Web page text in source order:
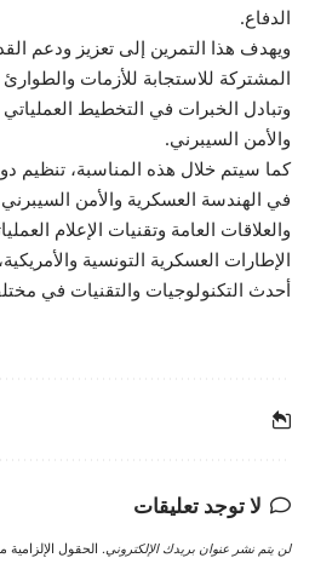
الدفاع.
ويهدف هذا التمرين إلى تعزيز ودعم
المشتركة للاستجابة للأزمات والطوارئ
وتبادل الخبرات في التخطيط
والأمن السيبرني.
كما سيتم خلال هذه المناسبة، تنظيم
في الهندسة العسكرية والأمن السيبرني
والعلاقات العامة وتقنيات الإعلام
الإطارات العسكرية التونسية
أحدث التكنولوجيات والتقنيات في
لا توجد تعليقات
لن يتم نشر عنوان بريدك الإلكتروني. الحقول الإلزامية